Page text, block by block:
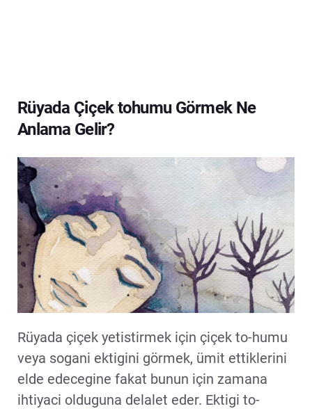
Rüyada Çiçek tohumu Görmek Ne
Anlama Gelir?
Rüyada çiçek yetistirmek için çiçek to-humu
veya sogani ektigini görmek, ümit ettiklerini
elde edecegine fakat bunun için zamana
ihtiyaci olduguna delalet eder. Ektigi to-